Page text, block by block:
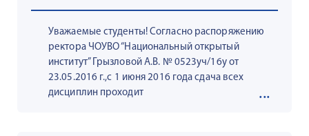
Уважаемые студенты! Согласно распоряжению
ректора ЧОУВО “Национальный открытый
институт” Грызловой А.В. № 0523уч/16у от
23.05.2016 г.,с 1 июня 2016 года сдача всех
дисциплин проходит